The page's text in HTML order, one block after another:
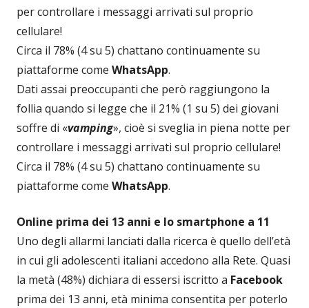
per controllare i messaggi arrivati sul proprio
cellulare!
Circa il 78% (4 su 5) chattano continuamente su
piattaforme come WhatsApp.
Dati assai preoccupanti che però raggiungono la
follia quando si legge che il 21% (1 su 5) dei giovani
soffre di «vamping», cioè si sveglia in piena notte per
controllare i messaggi arrivati sul proprio cellulare!
Circa il 78% (4 su 5) chattano continuamente su
piattaforme come WhatsApp.
Online prima dei 13 anni e lo smartphone a 11
Uno degli allarmi lanciati dalla ricerca è quello dell’età
in cui gli adolescenti italiani accedono alla Rete. Quasi
la metà (48%) dichiara di essersi iscritto a Facebook
prima dei 13 anni, età minima consentita per poterlo